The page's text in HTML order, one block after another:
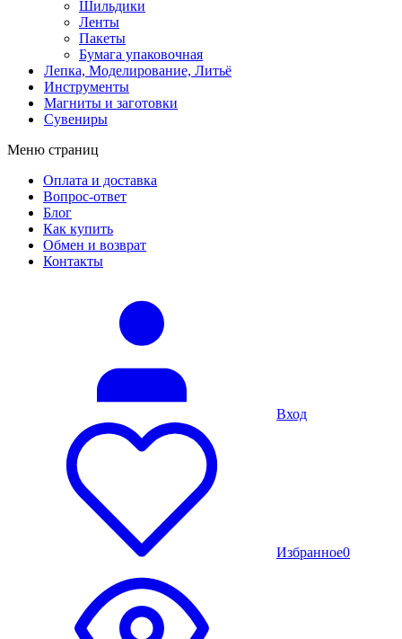
Шильдики
Ленты
Пакеты
Бумага упаковочная
Лепка, Моделирование, Литьё
Инструменты
Магниты и заготовки
Сувениры
Меню страниц
Оплата и доставка
Вопрос-ответ
Блог
Как купить
Обмен и возврат
Контакты
Вход
Избранное0